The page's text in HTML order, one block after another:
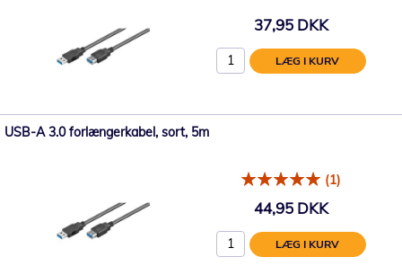
37,95 DKK
LÆG I KURV
USB-A 3.0 forlængerkabel, sort, 5m
(1)
44,95 DKK
LÆG I KURV